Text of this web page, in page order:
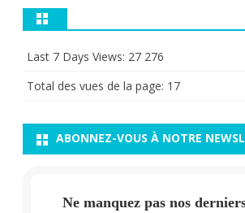
Last 7 Days Views: 27 276
Total des vues de la page: 17
ABONNEZ-VOUS À NOTRE
Ne manquez pas nos